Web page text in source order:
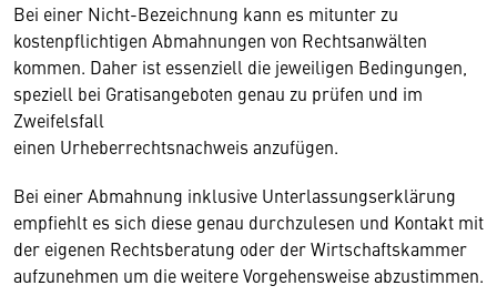
Bei einer Nicht-Bezeichnung kann es mitunter zu
kostenpflichtigen Abmahnungen von Rechtsanwälten
kommen. Daher ist essenziell die jeweiligen Bedingungen,
speziell bei Gratisangeboten genau zu prüfen und im
Zweifelsfall
einen Urheberrechtsnachweis anzufügen.
Bei einer Abmahnung inklusive Unterlassungserklärung
empfiehlt es sich diese genau durchzulesen und Kontakt mit
der eigenen Rechtsberatung oder der Wirtschaftskammer
aufzunehmen um die weitere Vorgehensweise abzustimmen.